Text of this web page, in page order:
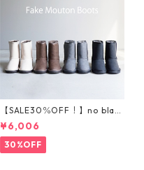
【SALE30％OFF！】no blan
d フェイクムートンブーツ
201-1
¥6,006
30%OFF